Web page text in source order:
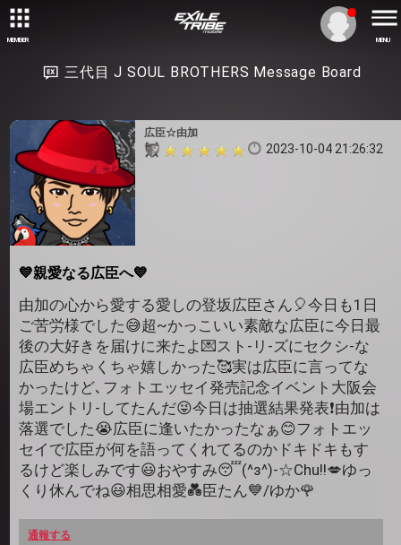
MEMBER MENU
三代目 J SOUL BROTHERS Message Board
広臣☆由加
2023-10-04 21:26:32
💙親愛なる広臣へ💙
由加の心から愛する愛しの登坂広臣さん🎈今日も1日
ご苦労様でした😅超~かっこいい素敵な広臣に今日最
後の大好きを届けに来たよ💌スト-リ-ズにセクシ-な
広臣めちゃくちゃ嬉しかった🥰実は広臣に言ってな
かったけど､フォトエッセイ発売記念イベント大阪会
場エントリ-してたんだ😜今日は抽選結果発表❗由加は
落選でした😭広臣に逢いたかったなぁ😊フォトエッ
セイで広臣が何を語ってくれてるのかドキドキもす
るけど楽しみです😃おやすみ😴(^з^)-☆Chu!!💋ゆっ
くり休んでね😃相思相愛💑臣たん💙/ゆか🌹
通報する